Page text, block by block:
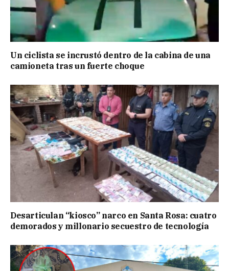
Un ciclista se incrustó dentro de la cabina de una
camioneta tras un fuerte choque
Desarticulan “kiosco” narco en Santa Rosa: cuatro
demorados y millonario secuestro de tecnología